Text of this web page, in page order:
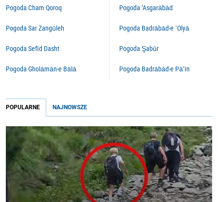
Pogoda Cham Qoroq
Pogoda Sar Zangūleh
Pogoda Sefīd Dasht
Pogoda Gholāmān-e Bālā
Pogoda ‘Asgarābād
Pogoda Badrābād-e `Olyā
Pogoda Şabūr
Pogoda Badrābād-e Pā’īn
POPULARNE NAJNOWSZE